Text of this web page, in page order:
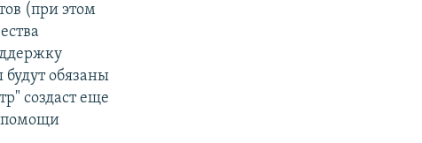
(при этом
обязаны
создаст еще
помощи